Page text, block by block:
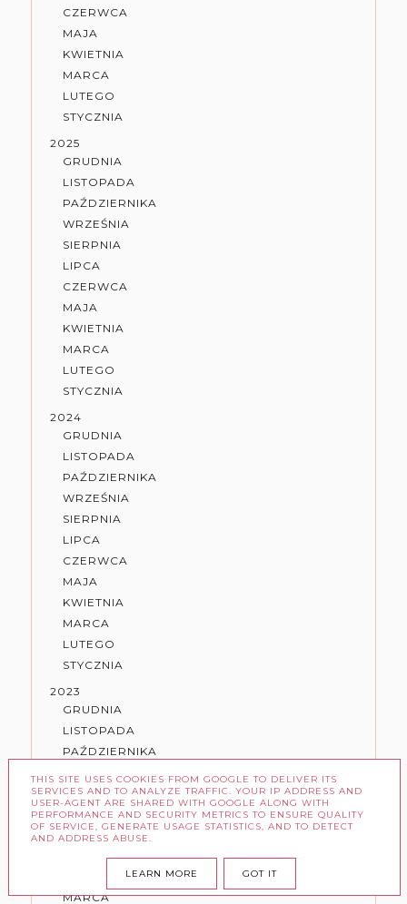
CZERWCA
MAJA
KWIETNIA
MARCA
LUTEGO
STYCZNIA
2025
GRUDNIA
LISTOPADA
PAŹDZIERNIKA
WRZEŚNIA
SIERPNIA
LIPCA
CZERWCA
MAJA
KWIETNIA
MARCA
LUTEGO
STYCZNIA
2024
GRUDNIA
LISTOPADA
PAŹDZIERNIKA
WRZEŚNIA
SIERPNIA
LIPCA
CZERWCA
MAJA
KWIETNIA
MARCA
LUTEGO
STYCZNIA
2023
GRUDNIA
LISTOPADA
PAŹDZIERNIKA
SIERPNIA
LIPCA
CZERWCA
MARCA
THIS SITE USES COOKIES FROM GOOGLE TO DELIVER ITS
SERVICES AND TO ANALYZE TRAFFIC. YOUR IP ADDRESS AND
USER-AGENT ARE SHARED WITH GOOGLE ALONG WITH
PERFORMANCE AND SECURITY METRICS TO ENSURE QUALITY
OF SERVICE, GENERATE USAGE STATISTICS, AND TO DETECT
AND ADDRESS ABUSE.
LEARN MORE GOT IT